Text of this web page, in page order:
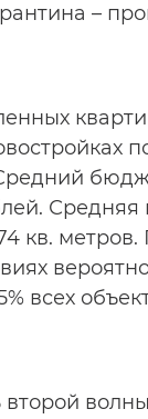
–
кв.
всех